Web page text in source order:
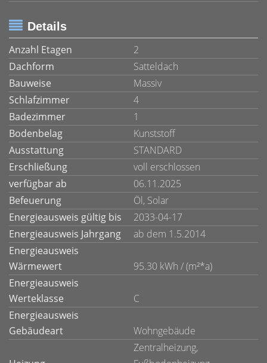
Details
Anzahl Etagen
2
Dachform
Satteldach
Bauweise
Massiv
Schlafzimmer
4
Badezimmer
1
Bodenbelag
Kunststoff
Ausstattung
STANDARD
Erschließung
voll erschlossen
verfügbar ab
06.11.2025
Befeuerung
Öl, Solar
Energieausweis gültig bis
2033-04-17
Energieausweis Jahrgang
ab dem 1.5.2014
Energieausweis
Wärmewert
95.30 kWh / (m²*a)
Energieausweis
Werteklasse
C
Energieausweis
Gebäudeart
Wohngebäude
Zentralheizung,